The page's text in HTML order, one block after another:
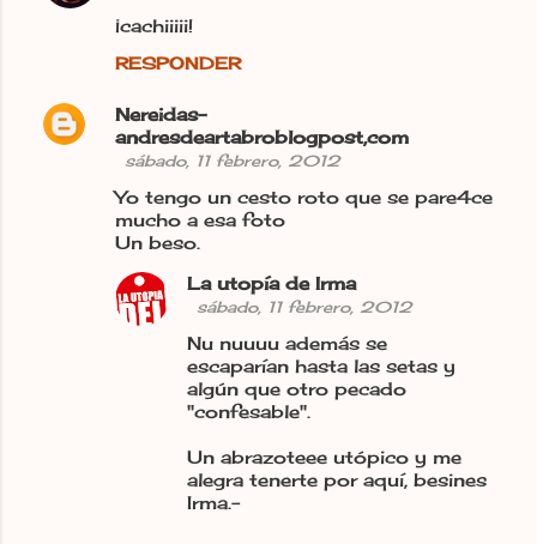
¡cachiiiii!
RESPONDER
Nereidas-
andresdeartabroblogpost,com
sábado, 11 febrero, 2012
Yo tengo un cesto roto que se pare4ce
mucho a esa foto
Un beso.
La utopía de Irma
sábado, 11 febrero, 2012
Nu nuuuu además se
escaparían hasta las setas y
algún que otro pecado
"confesable".
Un abrazoteee utópico y me
alegra tenerte por aquí, besines
Irma.-